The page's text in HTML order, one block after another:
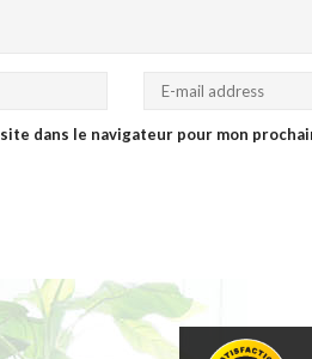
dans le navigateur pour mon